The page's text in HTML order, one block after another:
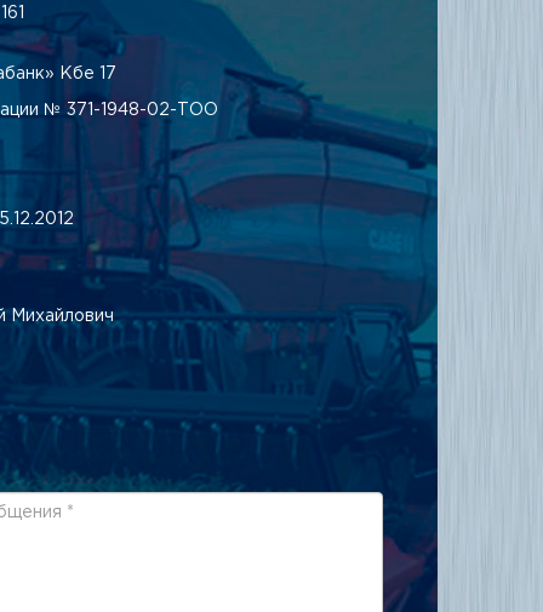
Кбе 17
№ 371-1948-02-ТОО
Михайлович